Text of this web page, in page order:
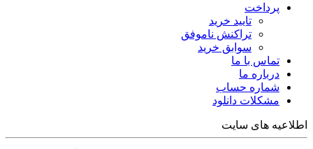
پرداخت
تایید خرید
تراکنش ناموفق
سوابق خرید
تماس با ما
درباره ما
شماره حساب
مشکلات دانلود
اطلاعیه های سایت